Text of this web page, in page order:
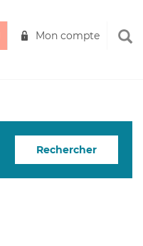
Mon compte
Rechercher